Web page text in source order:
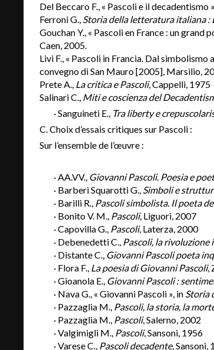
Del Beccaro F., « Pascoli e il decadentismo
Ferroni G., Storia della letteratura italiana :
Gouchan Y., « Pascoli en France : un grand
Caen, 2005.
Livi F., « Pascoli in Francia. Dal simbolismo
convegno di San Mauro [2005], Marsilio,
Prete A., La critica e Pascoli, Cappelli, 1975
Salinari C., Miti e coscienza del
· Sanguineti E., Tra liberty e
C. Choix d’essais critiques sur Pascoli :
Sur l’ensemble de l’œuvre :
· AA.VV., Giovanni Pascoli. Poesia e
· Barberi Squarotti G., Simboli e
· Barilli R., Pascoli simbolista. Il poeta
· Bonito V. M., Pascoli, Liguori, 2007
· Capovilla G., Pascoli, Laterza, 2000
· Debenedetti C., Pascoli, la rivoluzione
· Distante C., Giovanni Pascoli poeta
· Flora F., La poesia di Giovanni Pascoli,
· Gioanola E., Giovanni Pascoli :
· Nava G., « Giovanni Pascoli », in Storia
· Pazzaglia M., Pascoli, la storia, la
· Pazzaglia M., Pascoli, Salerno, 2002
· Valgimigli M., Pascoli, Sansoni, 1956
· Varese C., Pascoli decadente, Sansoni,